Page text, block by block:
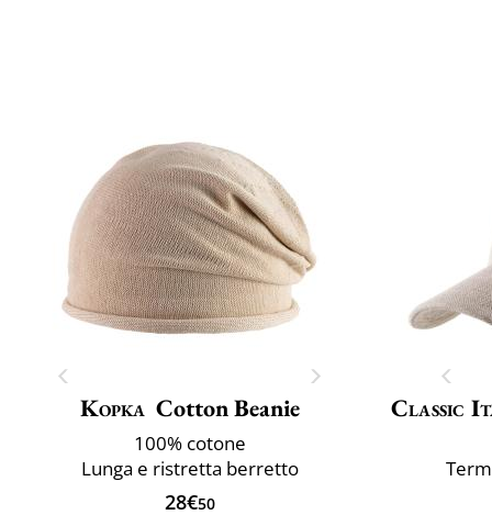
Kopka Cotton Beanie
100% cotone
Lunga e ristretta berretto
28€50
Classic